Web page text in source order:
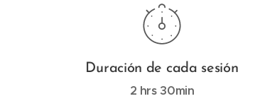
Duración de cada sesión
2 hrs 30min